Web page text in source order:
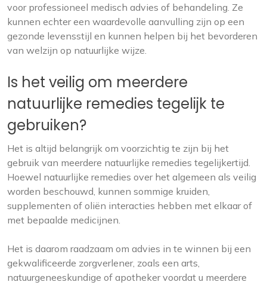
voor professioneel medisch advies of behandeling. Ze
kunnen echter een waardevolle aanvulling zijn op een
gezonde levensstijl en kunnen helpen bij het bevorderen
van welzijn op natuurlijke wijze.
Is het veilig om meerdere
natuurlijke remedies tegelijk te
gebruiken?
Het is altijd belangrijk om voorzichtig te zijn bij het
gebruik van meerdere natuurlijke remedies tegelijkertijd.
Hoewel natuurlijke remedies over het algemeen als veilig
worden beschouwd, kunnen sommige kruiden,
supplementen of oliën interacties hebben met elkaar of
met bepaalde medicijnen.
Het is daarom raadzaam om advies in te winnen bij een
gekwalificeerde zorgverlener, zoals een arts,
natuurgeneeskundige of apotheker voordat u meerdere